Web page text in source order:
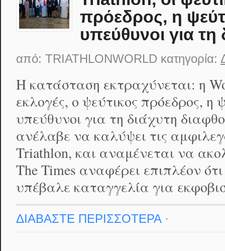
πρόεδρος, η
υπεύθυνοι για
από: TRIATHLONWORLD κατηγορία:
Η κατάσταση εκτραχύνεται: η
εκλογές, ο ψεύτικος πρόεδρος, η
υπεύθυνοι για τη διάχυτη
ανέλαβε να καλύψει τις
Triathlon, και αναμένεται να
The Times αναφέρει επιπλέον
υπέβαλε καταγγελία για
ΔΙΑΒΑΣΤΕ ΠΕΡΙΣΣΟΤΕΡΑ·